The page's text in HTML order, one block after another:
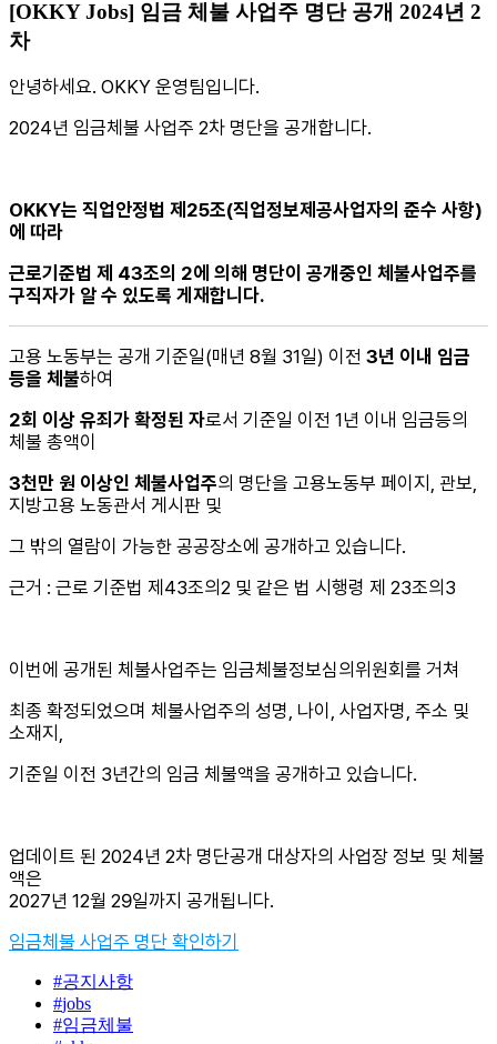
[OKKY Jobs] 임금 체불 사업주 명단 공개 2024년 2
차
안녕하세요. OKKY 운영팀입니다.
2024년 임금체불 사업주 2차 명단을 공개합니다.
OKKY는 직업안정법 제25조(직업정보제공사업자의 준수 사항)
에 따라
근로기준법 제 43조의 2에 의해 명단이 공개중인 체불사업주를
구직자가 알 수 있도록 게재합니다.
고용 노동부는 공개 기준일(매년 8월 31일) 이전 3년 이내 임금
등을 체불하여
2회 이상 유죄가 확정된 자로서 기준일 이전 1년 이내 임금등의
체불 총액이
3천만 원 이상인 체불사업주의 명단을 고용노동부 페이지, 관보,
지방고용 노동관서 게시판 및
그 밖의 열람이 가능한 공공장소에 공개하고 있습니다.
근거 : 근로 기준법 제43조의2 및 같은 법 시행령 제 23조의3
이번에 공개된 체불사업주는 임금체불정보심의위원회를 거쳐
최종 확정되었으며 체불사업주의 성명, 나이, 사업자명, 주소 및
소재지,
기준일 이전 3년간의 임금 체불액을 공개하고 있습니다.
업데이트 된 2024년 2차 명단공개 대상자의 사업장 정보 및 체불
액은
2027년 12월 29일까지 공개됩니다.
임금체불 사업주 명단 확인하기
#공지사항
#jobs
#임금체불